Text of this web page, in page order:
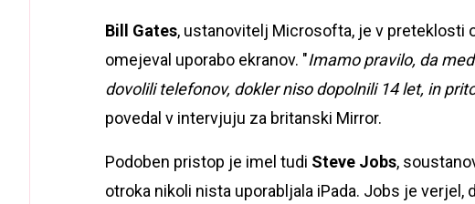
Bill Gates, ustanovitelj Microsofta, je v preteklosti
omejeval uporabo ekranov. "Imamo pravilo, da
dovolili telefonov, dokler niso dopolnili 14 let, in
povedal v intervjuju za britanski Mirror.
Podoben pristop je imel tudi Steve Jobs,
otroka nikoli nista uporabljala iPada. Jobs je verjel,